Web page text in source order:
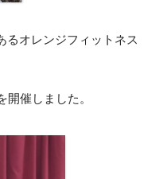
るオレンジフィットネス
開催しました。